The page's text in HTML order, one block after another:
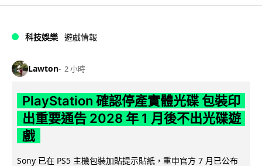
科技娛樂 遊戲情報
Lawton 2 小時
PlayStation 確認停產實體光碟 包裝印
出重要通告 2028 年 1 月後不出光碟遊
戲
Sony 已在 PS5 主機包裝加貼提示貼紙，重申官方 7 月已公布